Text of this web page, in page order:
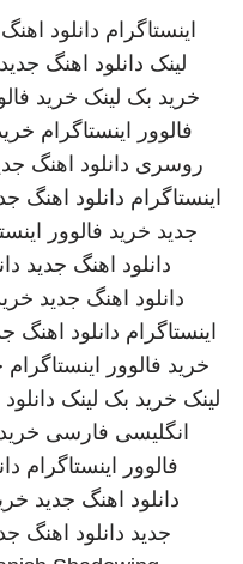
اینستاگرام دانلود
لینک دانلود اهنگ جدید
خرید بک لینک خرید
فالوور اینستاگرام
روسری دانلود اهنگ
اینستاگرام دانلود اهنگ
جدید خرید فالوور
دانلود اهنگ جدید
دانلود اهنگ جدید
اینستاگرام دانلود اهنگ
خرید فالوور اینستاگرام
لینک خرید بک لینک
انگلیسی فارسی
فالوور اینستاگرام
دانلود اهنگ جدید
جدید دانلود اهنگ